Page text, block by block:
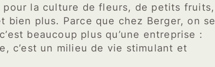
la culture de fleurs, de petits fruits,
bien plus. Parce que chez Berger, on se
beaucoup plus qu’une entreprise :
c’est un milieu de vie stimulant et